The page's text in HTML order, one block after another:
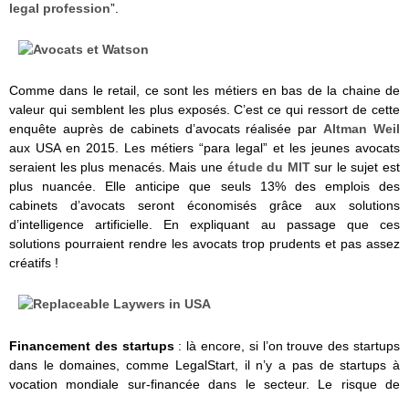
legal profession”.
Comme dans le retail, ce sont les métiers en bas de la chaine de
valeur qui semblent les plus exposés. C’est ce qui ressort de cette
enquête auprès de cabinets d’avocats réalisée parAltman Weil
aux USA en 2015. Les métiers “para legal” et les jeunes avocats
seraient les plus menacés. Mais une étude du MITsur le sujet est
plus nuancée. Elle anticipe que seuls 13% des emplois des
cabinets d’avocats seront économisés grâce aux solutions
d’intelligence artificielle. En expliquant au passage que ces
solutions pourraient rendre les avocats trop prudents et pas assez
créatifs !
Financement des startups : là encore, si l’on trouve des startups
dans le domaines, comme LegalStart, il n’y a pas de startups à
vocation mondiale sur-financée dans le secteur. Le risque de